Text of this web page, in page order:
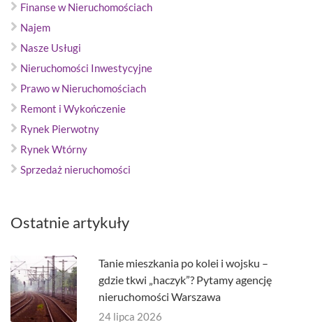
Finanse w Nieruchomościach
Najem
Nasze Usługi
Nieruchomości Inwestycyjne
Prawo w Nieruchomościach
Remont i Wykończenie
Rynek Pierwotny
Rynek Wtórny
Sprzedaż nieruchomości
Ostatnie artykuły
Tanie mieszkania po kolei i wojsku –
gdzie tkwi „haczyk”? Pytamy agencję
nieruchomości Warszawa
24 lipca 2026